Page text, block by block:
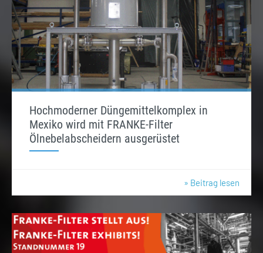
Hochmoderner Düngemittelkomplex in
Mexiko wird mit FRANKE-Filter
Ölnebelabscheidern ausgerüstet
» Beitrag lesen